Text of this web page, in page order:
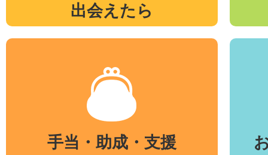
出会えたら
手当・助成・支援